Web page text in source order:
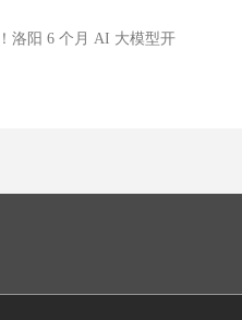
洛阳 6 个月 AI 大模型开